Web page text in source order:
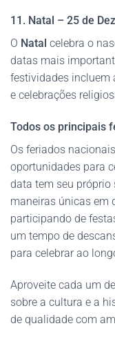
11. Natal – 25 de
O Natal celebra o
datas mais
festividades incluem
e celebrações
Todos os principais
Os feriados
oportunidades para
data tem seu
maneiras únicas em
participando de
um tempo de
para celebrar ao
Aproveite cada um
sobre a cultura e a
de qualidade com